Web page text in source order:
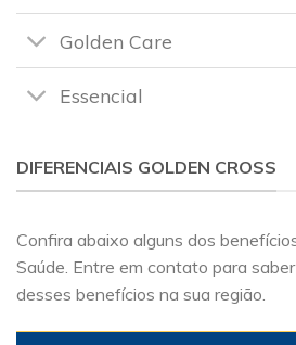
Golden Care
Essencial
DIFERENCIAIS GOLDEN CROSS
Confira abaixo alguns dos
Saúde. Entre em contato para
desses benefícios na sua região.